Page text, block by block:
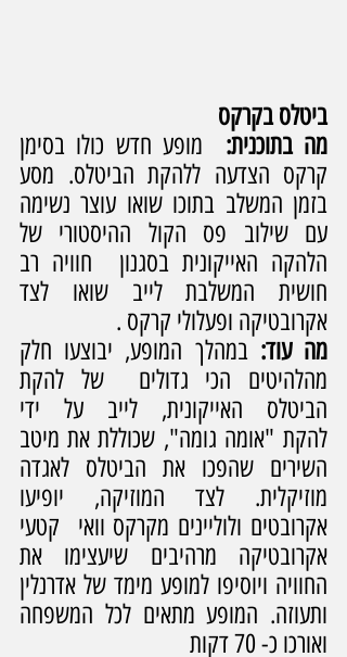
ביטלס בקרקס
מה בתוכנית:
אקרובטיקה ופעלולי קרקס .
מה עוד:
ואורכו כ- 70 דקות